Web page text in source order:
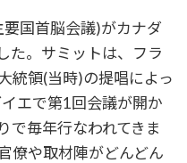
国首脳会議)がカナダ
た。サミットは、フラ
統領(当時)の提唱によっ
エで第1回会議が開か
で毎年行なわれてきま
僚や取材陣がどんどん